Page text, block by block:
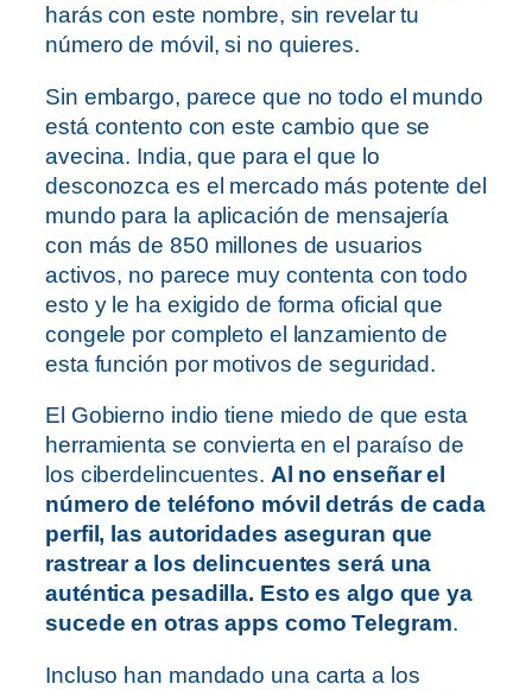
harás con este nombre, sin revelar tu
número de móvil, si no quieres.
Sin embargo, parece que no todo el mundo
está contento con este cambio que se
avecina. India, que para el que lo
desconozca es el mercado más potente del
mundo para la aplicación de mensajería
con más de 850 millones de usuarios
activos, no parece muy contenta con todo
esto y le ha exigido de forma oficial que
congele por completo el lanzamiento de
esta función por motivos de seguridad.
El Gobierno indio tiene miedo de que esta
herramienta se convierta en el paraíso de
los ciberdelincuentes. Al no enseñar el
número de teléfono móvil detrás de cada
perfil, las autoridades aseguran que
rastrear a los delincuentes será una
auténtica pesadilla. Esto es algo que ya
sucede en otras apps como Telegram.
Incluso han mandado una carta a los